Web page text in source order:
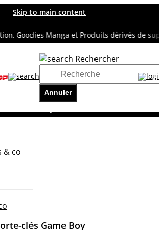
Skip to main content
Manga et Produits dérivés de super
Rechercher
Annuler
clés Game Boy